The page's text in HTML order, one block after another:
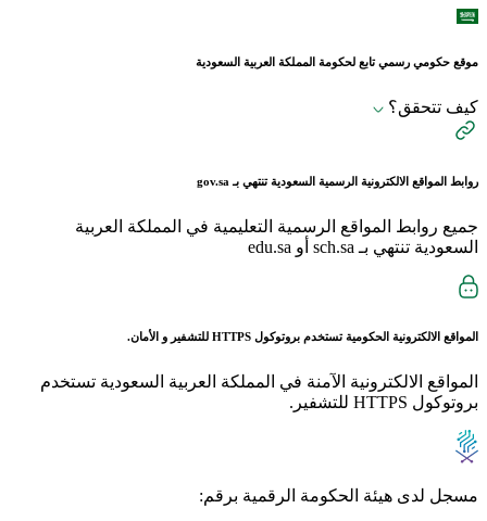
موقع حكومي رسمي تابع لحكومة المملكة العربية السعودية
كيف تتحقق؟
روابط المواقع الالكترونية الرسمية السعودية تنتهي بـ gov.sa
جميع روابط المواقع الرسمية التعليمية في المملكة العربية
السعودية تنتهي بـ sch.sa أو edu.sa
المواقع الالكترونية الحكومية تستخدم بروتوكول HTTPS للتشفير و الأمان.
المواقع الالكترونية الآمنة في المملكة العربية السعودية تستخدم
بروتوكول HTTPS للتشفير.
مسجل لدى هيئة الحكومة الرقمية برقم: